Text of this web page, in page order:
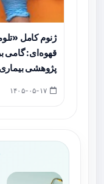
ژنوم کامل
قهوه‌ای: گامی
پژوهشی